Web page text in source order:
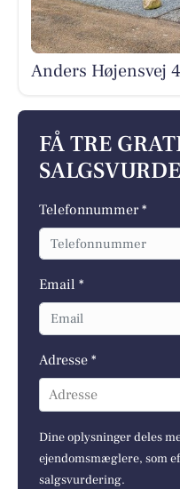
Anders Højensvej
FÅ TRE
Telefonnummer *
Email *
Adresse *
Adresse
Dine oplysninger deles
ejendomsmæglere, som
salgsvurdering.